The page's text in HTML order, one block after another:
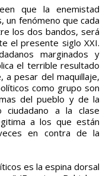
que la enemistad
un fenómeno que cada
los dos bandos, será
el presente siglo XXI.
marginados y
el terrible resultado
a pesar del maquillaje,
como grupo son
del pueblo y de la
ciudadano a la clase
a los que están
en contra de la
es la espina dorsal